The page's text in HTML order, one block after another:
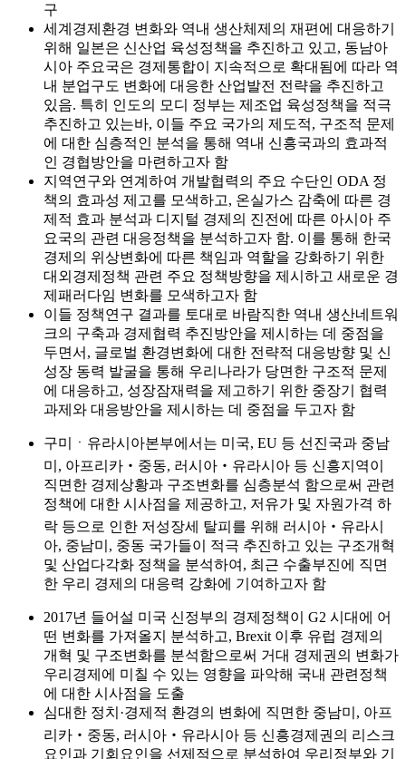
구
세계경제환경 변화와 역내 생산체제의 재편에 대응하기
위해 일본은 신산업 육성정책을 추진하고 있고, 동남아
시아 주요국은 경제통합이 지속적으로 확대됨에 따라 역
내 분업구도 변화에 대응한 산업발전 전략을 추진하고
있음. 특히 인도의 모디 정부는 제조업 육성정책을 적극
추진하고 있는바, 이들 주요 국가의 제도적, 구조적 문제
에 대한 심층적인 분석을 통해 역내 신흥국과의 효과적
인 경협방안을 마련하고자 함
지역연구와 연계하여 개발협력의 주요 수단인 ODA 정
책의 효과성 제고를 모색하고, 온실가스 감축에 따른 경
제적 효과 분석과 디지털 경제의 진전에 따른 아시아 주
요국의 관련 대응정책을 분석하고자 함. 이를 통해 한국
경제의 위상변화에 따른 책임과 역할을 강화하기 위한
대외경제정책 관련 주요 정책방향을 제시하고 새로운 경
제패러다임 변화를 모색하고자 함
이들 정책연구 결과를 토대로 바람직한 역내 생산네트워
크의 구축과 경제협력 추진방안을 제시하는 데 중점을
두면서, 글로벌 환경변화에 대한 전략적 대응방향 및 신
성장 동력 발굴을 통해 우리나라가 당면한 구조적 문제
에 대응하고, 성장잠재력을 제고하기 위한 중장기 협력
과제와 대응방안을 제시하는 데 중점을 두고자 함
구미ㆍ유라시아본부에서는 미국, EU 등 선진국과 중남
미, 아프리카‧중동, 러시아‧유라시아 등 신흥지역이
직면한 경제상황과 구조변화를 심층분석 함으로써 관련
정책에 대한 시사점을 제공하고, 저유가 및 자원가격 하
락 등으로 인한 저성장세 탈피를 위해 러시아‧유라시
아, 중남미, 중동 국가들이 적극 추진하고 있는 구조개혁
및 산업다각화 정책을 분석하여, 최근 수출부진에 직면
한 우리 경제의 대응력 강화에 기여하고자 함
2017년 들어설 미국 신정부의 경제정책이 G2 시대에 어
떤 변화를 가져올지 분석하고, Brexit 이후 유럽 경제의
개혁 및 구조변화를 분석함으로써 거대 경제권의 변화가
우리경제에 미칠 수 있는 영향을 파악해 국내 관련정책
에 대한 시사점을 도출
심대한 정치·경제적 환경의 변화에 직면한 중남미, 아프
리카‧중동, 러시아‧유라시아 등 신흥경제권의 리스크
요인과 기회요인을 선제적으로 분석하여 우리정부와 기